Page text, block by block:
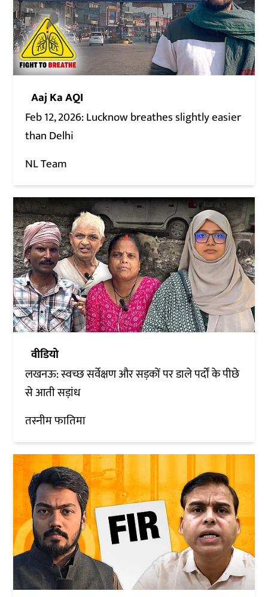
Aaj Ka AQI
Feb 12, 2026: Lucknow breathes slightly easier
than Delhi
NL Team
वीडियो
लखनऊ: स्वच्छ सर्वेक्षण और सड़कों पर डाले पर्दों के पीछे
से आती सड़ांध
तस्नीम फातिमा